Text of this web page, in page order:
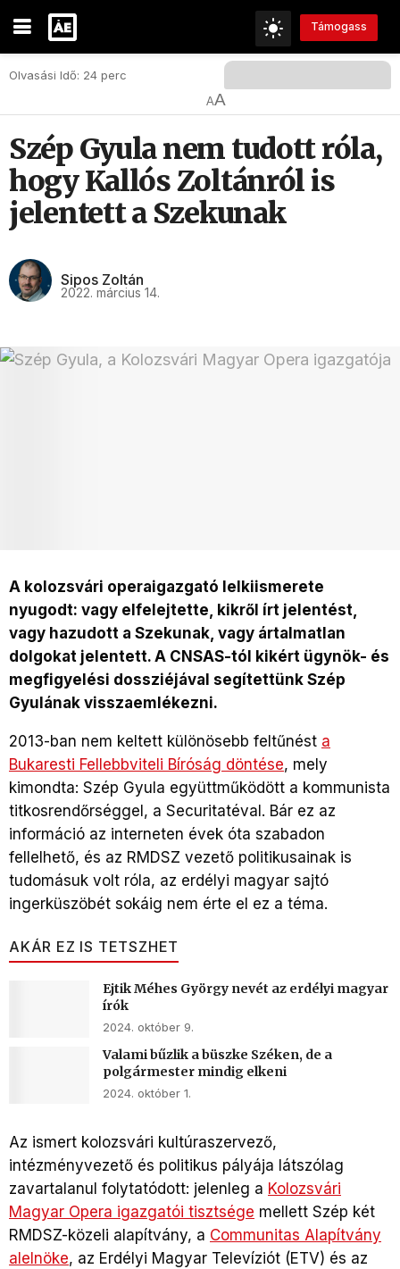
Támogass
Olvasási Idő: 24 perc
AA
Szép Gyula nem tudott róla,
hogy Kallós Zoltánról is
jelentett a Szekunak
Sipos Zoltán
2022. március 14.
A kolozsvári operaigazgató lelkiismerete
nyugodt: vagy elfelejtette, kikről írt jelentést,
vagy hazudott a Szekunak, vagy ártalmatlan
dolgokat jelentett. A CNSAS-tól kikért ügynök- és
megfigyelési dossziéjával segítettünk Szép
Gyulának visszaemlékezni.
2013-ban nem keltett különösebb feltűnést a
Bukaresti Fellebbviteli Bíróság döntése, mely
kimondta: Szép Gyula együttműködött a kommunista
titkosrendőrséggel, a Securitatéval. Bár ez az
információ az interneten évek óta szabadon
fellelhető, és az RMDSZ vezető politikusainak is
tudomásuk volt róla, az erdélyi magyar sajtó
ingerküszöbét sokáig nem érte el ez a téma.
AKÁR EZ IS TETSZHET
Ejtik Méhes György nevét az erdélyi magyar
írók
2024. október 9.
Valami bűzlik a büszke Széken, de a
polgármester mindig elkeni
2024. október 1.
Az ismert kolozsvári kultúraszervező,
intézményvezető és politikus pályája látszólag
zavartalanul folytatódott: jelenleg a Kolozsvári
Magyar Opera igazgatói tisztsége mellett Szép két
RMDSZ-közeli alapítvány, a Communitas Alapítvány
alelnöke, az Erdélyi Magyar Televíziót (ETV) és az